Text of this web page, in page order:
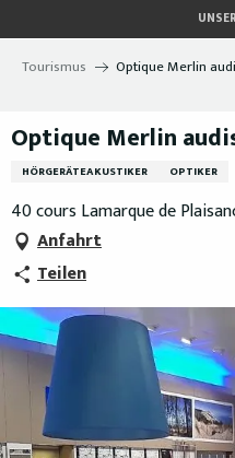
au
contenu
Tourismus Optique Merlin
Optique Merlin
HÖRGERÄTEAKUSTIKER OPTIKER
40 cours Lamarque de
Anfahrt
Teilen